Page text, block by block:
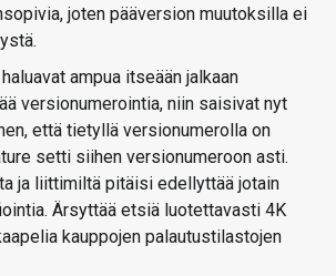
joten pääversion muutoksilla ei
ampua itseään jalkaan
versionumerointia, niin saisivat nyt
että tietyllä versionumerolla on
setti siihen versionumeroon asti.
ja liittimiltä pitäisi edellyttää jotain
Ärsyttää etsiä luotettavasti 4K
kauppojen palautustilastojen